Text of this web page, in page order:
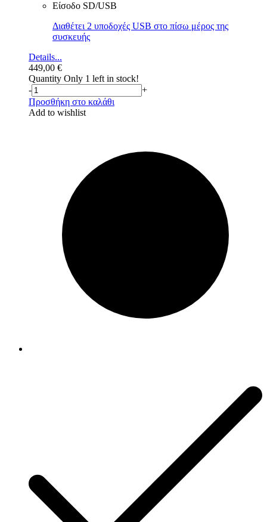
Είσοδο SD/USB
Διαθέτει 2 υποδοχές USB στο πίσω μέρος της
συσκευής
Details...
449,00 €
Quantity Only 1 left in stock!
-
+
Προσθήκη στο καλάθι
Add to wishlist